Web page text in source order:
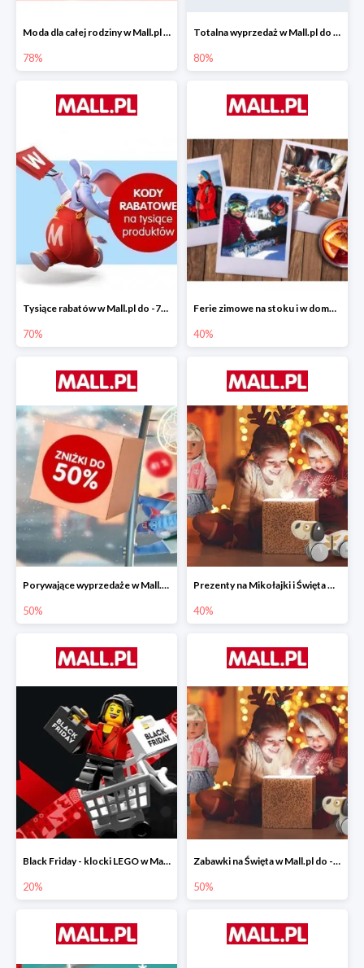
Moda dla całej rodziny w Mall.pl do -78%
78%
Totalna wyprzedaż w Mall.pl do -80%
80%
Tysiące rabatów w Mall.pl do -70%
70%
Ferie zimowe na stoku i w domu w Mall.pl do -40%
40%
Porywające wyprzedaże w Mall.pl do -50%
50%
Prezenty na Mikołajki i Święta w Mall.pl do -40%
40%
Black Friday - klocki LEGO w Mall.pl do -20%
20%
Zabawki na Święta w Mall.pl do -50%
50%